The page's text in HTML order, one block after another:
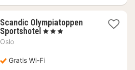
Scandic Olympiatoppen
Sportshotel 1
€
106,71
, 3 Sterren
Oslo
Gratis Wi-Fi